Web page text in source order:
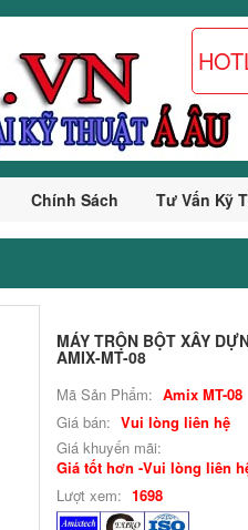
Chính Sách Tư Vấn Kỹ
MÁY TRỘN BỘT XÂY
AMIX-MT-08
Mã Sản Phẩm: Amix MT-08
Giá bán: Vui lòng liên hệ
Giá khuyến mãi:
Giá tốt hơn -Vui lòng liên
Lượt xem: 1698